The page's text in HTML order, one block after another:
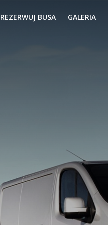
REZERWUJ BUSA GALERIA